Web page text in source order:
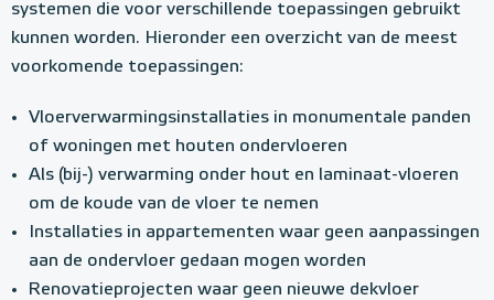
systemen die voor verschillende toepassingen gebruikt
kunnen worden. Hieronder een overzicht van de meest
voorkomende toepassingen:
Vloerverwarmingsinstallaties in monumentale panden
of woningen met houten ondervloeren
Als (bij-) verwarming onder hout en laminaat-vloeren
om de koude van de vloer te nemen
Installaties in appartementen waar geen aanpassingen
aan de ondervloer gedaan mogen worden
Renovatieprojecten waar geen nieuwe dekvloer